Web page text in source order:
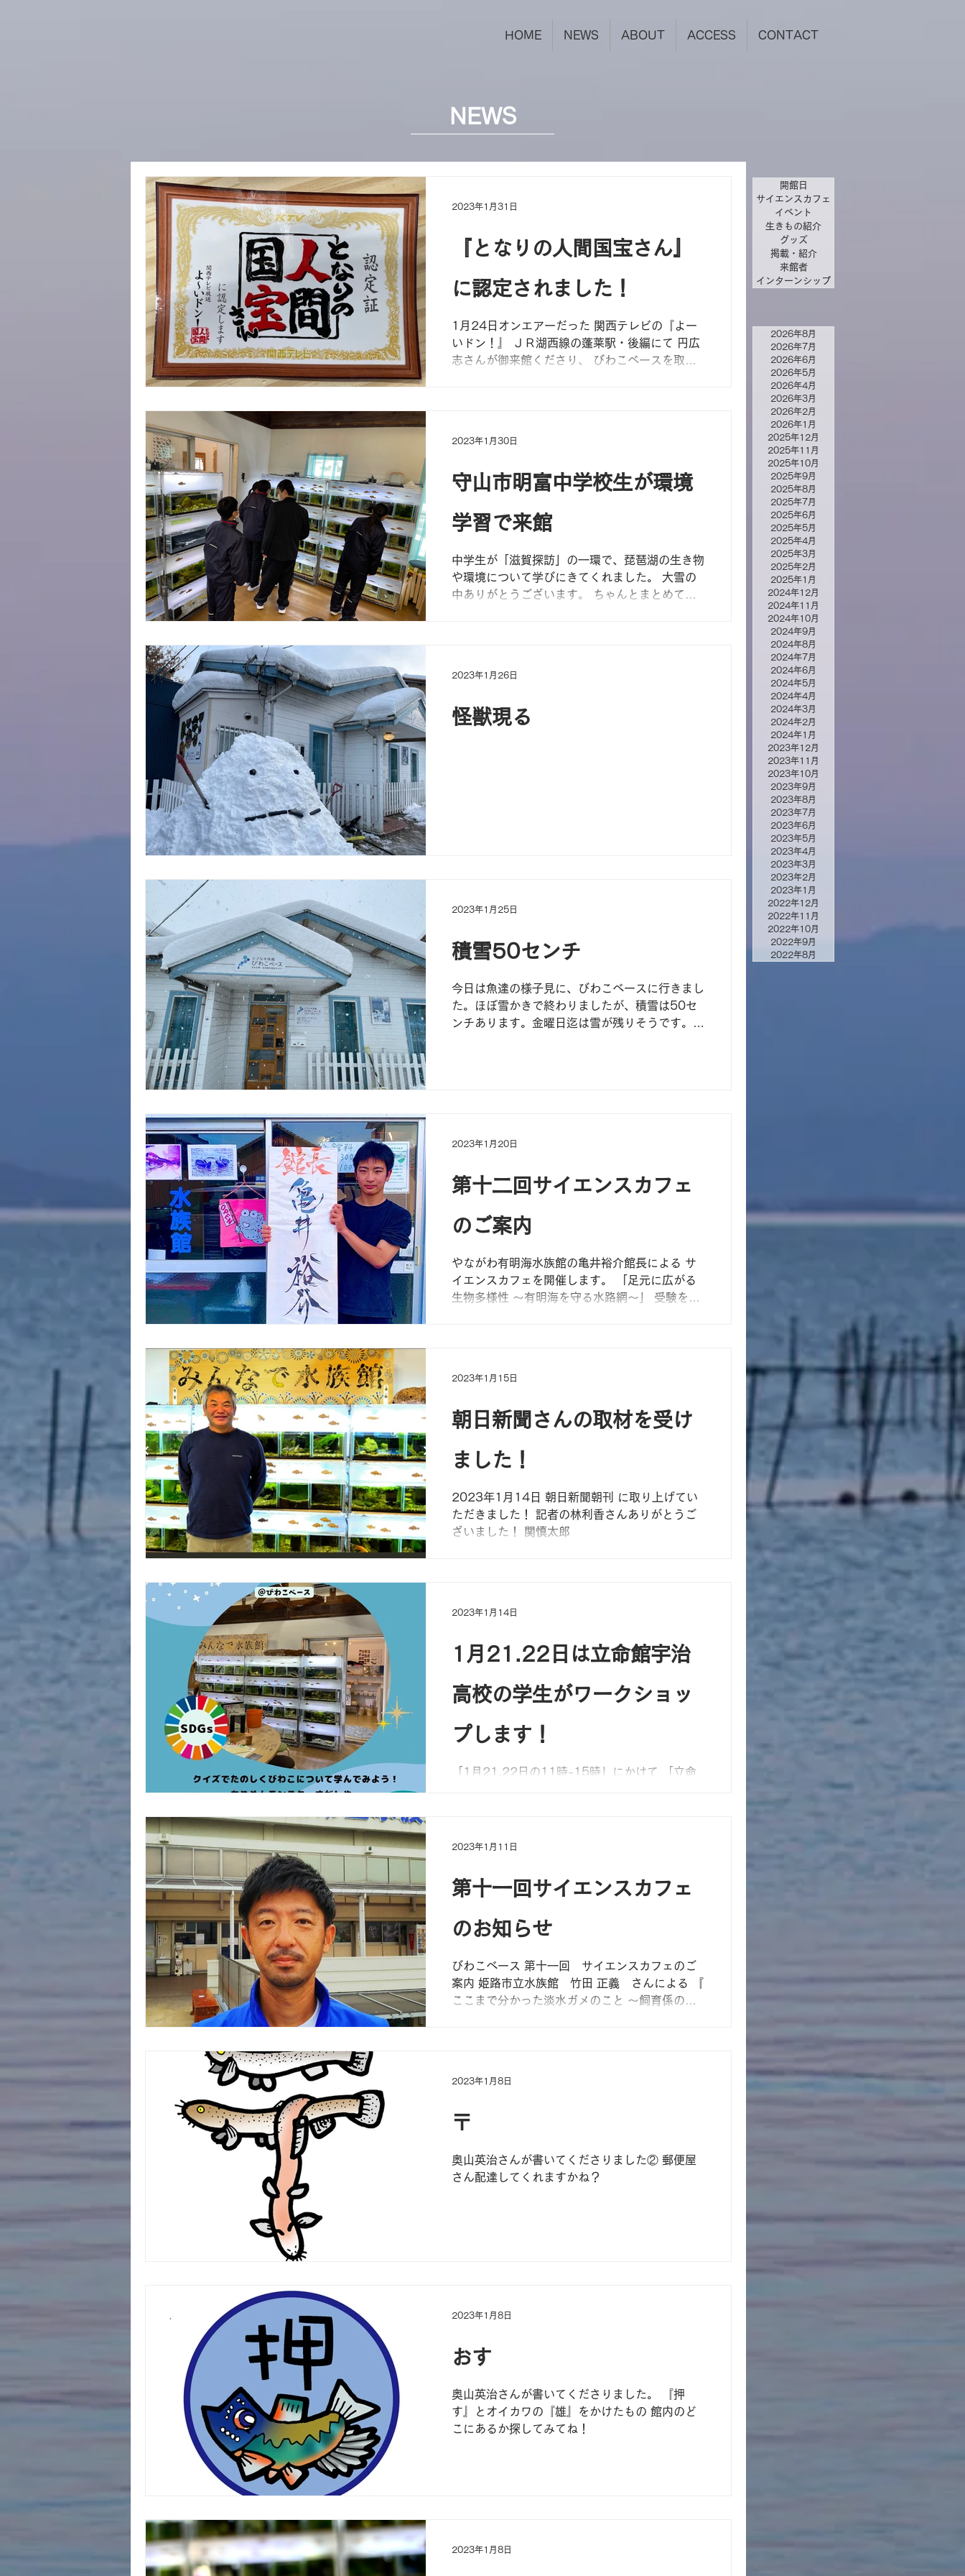
HOME NEWS ABOUT ACCESS CONTACT
NEWS
『となりの人間国宝さん』
に認定されました！
1月24日オンエアーだった 関西テレビの『よー
いドン！』 ＪＲ湖西線の蓬莱駅・後編にて 円広
志さんが御来館くださり、 びわこベースを取り
2023年1月31日
守山市明富中学校生が環境
学習で来館
中学生が「滋賀探訪」の一環で、琵琶湖の生き物
や環境について学びにきてくれました。 大雪の
中ありがとうございます。 ちゃんとまとめて発
2023年1月30日
怪獣現る
2023年1月26日
積雪50センチ
今日は魚達の様子見に、びわこベースに行きまし
た。ほぼ雪かきで終わりましたが、積雪は50セ
ンチあります。金曜日迄は雪が残りそうです。
2023年1月25日
第十二回サイエンスカフェ
のご案内
やながわ有明海水族館の亀井裕介館長による サ
イエンスカフェを開催します。 「足元に広がる
生物多様性 〜有明海を守る水路網〜」 受験を終
2023年1月20日
朝日新聞さんの取材を受け
ました！
2023年1月14日 朝日新聞朝刊 に取り上げてい
ただきました！ 記者の林利香さんありがとうご
ざいました！ 関慎太郎
2023年1月15日
1月21.22日は立命館宇治
高校の学生がワークショッ
プします！
「1月21.22日の11時-15時」にかけて 「立命
き、参加してくださいね！ たくさんのご来館心
2023年1月14日
第十一回サイエンスカフェ
のお知らせ
びわこベース 第十一回 サイエンスカフェのご
案内 姫路市立水族館 竹田 正義 さんによる 『
ここまで分かった淡水ガメのこと ～飼育係の目
2023年1月11日
〒
奥山英治さんが書いてくださりました② 郵便屋
さん配達してくれますかね？
2023年1月8日
おす
奥山英治さんが書いてくださりました。 『押
す』とオイカワの『雄』をかけたもの 館内のど
こにあるか探してみてね！
2023年1月8日
2023年1月8日
開館日
サイエンスカフェ
イベント
生きもの紹介
グッズ
掲載・紹介
来館者
インターンシップ
2026年8月
2026年7月
2026年6月
2026年5月
2026年4月
2026年3月
2026年2月
2026年1月
2025年12月
2025年11月
2025年10月
2025年9月
2025年8月
2025年7月
2025年6月
2025年5月
2025年4月
2025年3月
2025年2月
2025年1月
2024年12月
2024年11月
2024年10月
2024年9月
2024年8月
2024年7月
2024年6月
2024年5月
2024年4月
2024年3月
2024年2月
2024年1月
2023年12月
2023年11月
2023年10月
2023年9月
2023年8月
2023年7月
2023年6月
2023年5月
2023年4月
2023年3月
2023年2月
2023年1月
2022年12月
2022年11月
2022年10月
2022年9月
2022年8月